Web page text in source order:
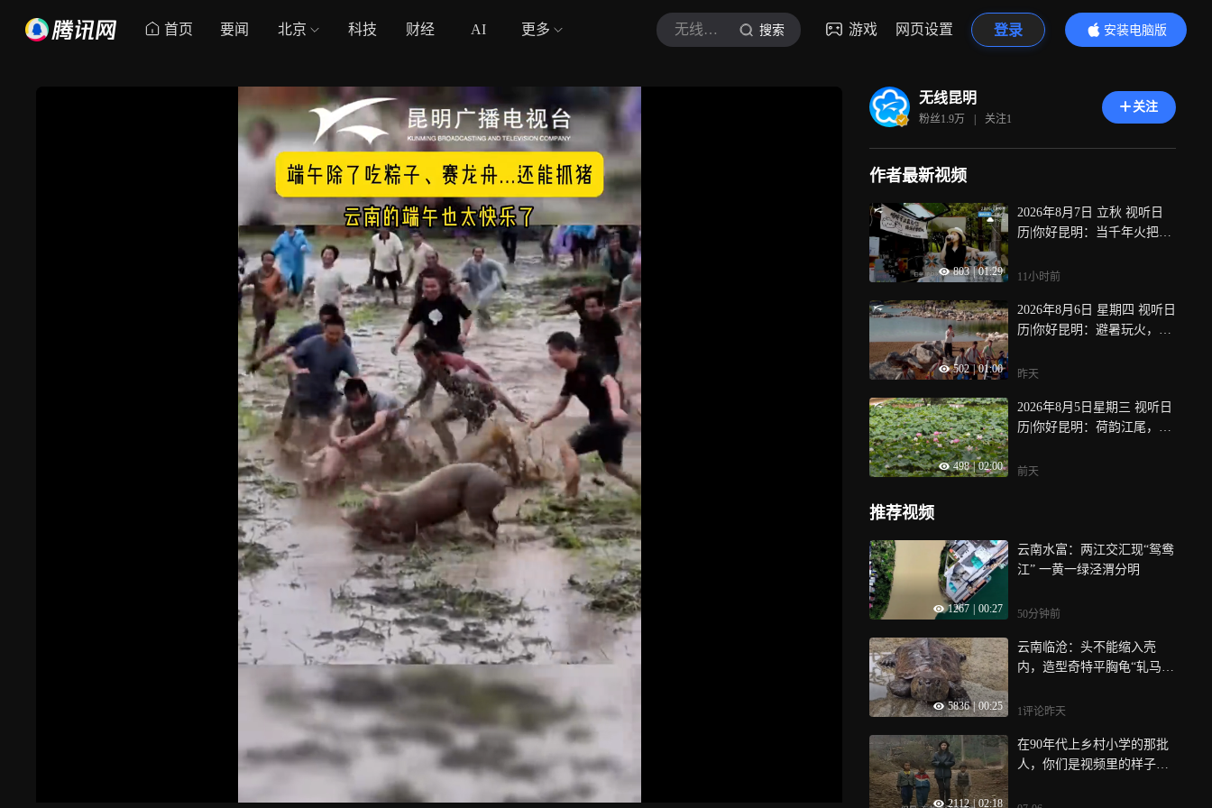
首页 要闻 北京 科技 财经 AI 更多 无线昆明 搜索 游戏 网页设置 登录
安装电脑版
内容更精彩
无线昆明
粉丝1.9万 | 关注1
关注
作者最新视频
803 | 01:29
2026年8月7日 立秋 视听日
历|你好昆明：当千年火把遇
过 立秋是二十四节气中的第
气，云南民族村咖啡嘉年华
火热开启！左手举火把，右
烈，从这一杯开始！
11小时前
502 | 01:00
2026年8月6日 星期四 视听日
历|你好昆明：避暑玩火，石
篝火很热，农历六月二十
林”，来石林沉浸式打卡“东
方狂欢节”吧！
昨天
498 | 02:00
2026年8月5日星期三 视听日
历|你好昆明：荷韵江尾，乐
美好藏进每一朵荷花里，双
程奔赴
前天
推荐视频
1267 00:27
云南水富：两江交汇现“鸳鸯
江” 一黄一绿泾渭分明
50分钟前
5836 | 00:25
云南临沧：头不能缩入壳
内，造型奇特平胸龟“轧马
1评论昨天
2112 | 02:18
在90年代上乡村小学的那批
人，你们是视频里的样子